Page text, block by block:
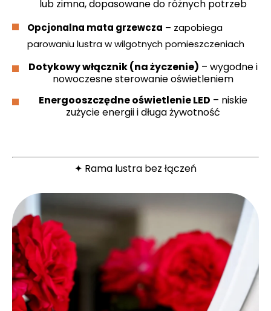
lub zimna, dopasowane do różnych potrzeb
Opcjonalna mata grzewcza – zapobiega
parowaniu lustra w wilgotnych pomieszczeniach
Dotykowy włącznik (na życzenie) – wygodne i
nowoczesne sterowanie oświetleniem
Energooszczędne oświetlenie LED – niskie
zużycie energii i długa żywotność
✦ Rama lustra bez łączeń